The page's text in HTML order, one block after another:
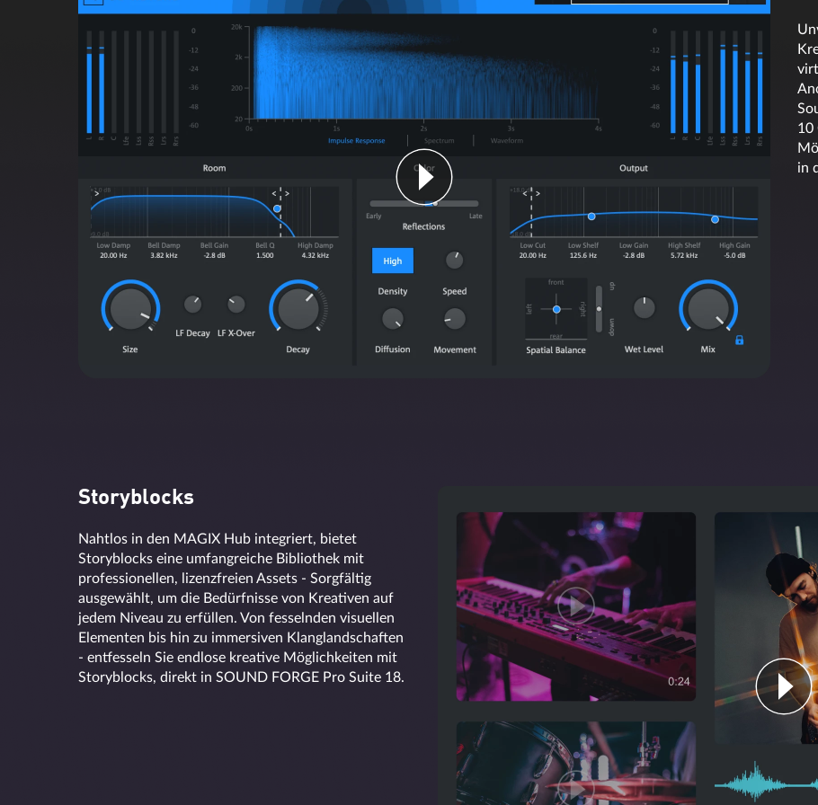
Künstliche Intelligenz mit sensorischer Integration
SpectraLayers ermöglicht es Ihnen, das Spektrum Ihres Audiomaterials nicht nur
zu sehen, sondern auch zu berühren, zu formen und zu gestalten. Durch
Unterstützung von Künstlicher Intelligenz, die musikalische Pattern erkennt und
Operationen durchführt, wird Ihr Weg zum perfekten Audio noch schneller.
Die optimale Basis
vornehmen – von groben
mikroskopisch feinen
noch präziser und flexibler,
Ergebnisse erzielen.
Vom wissenschaftlichen Arbeiten bis zur freien
Nutzen Sie die Geschwindigkeit und Präzision der KI, um ein Sample in Layer
Reparieren und
Mit den KI-gestützten Tools
10
in
Storyblocks
Nahtlos in den MAGIX Hub integriert, bietet
Storyblocks eine umfangreiche Bibliothek mit
professionellen, lizenzfreien Assets - Sorgfältig
ausgewählt, um die Bedürfnisse von Kreativen auf
jedem Niveau zu erfüllen. Von fesselnden visuellen
Elementen bis hin zu immersiven Klanglandschaften
- entfesseln Sie endlose kreative Möglichkeiten mit
Storyblocks, direkt in SOUND FORGE Pro Suite 18.